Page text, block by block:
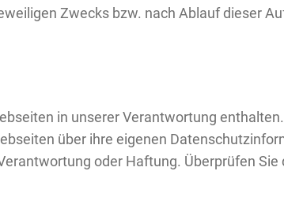
Zwecks bzw. nach Ablauf dieser
in unserer Verantwortung
über ihre eigenen
oder Haftung. Überprüfen Sie